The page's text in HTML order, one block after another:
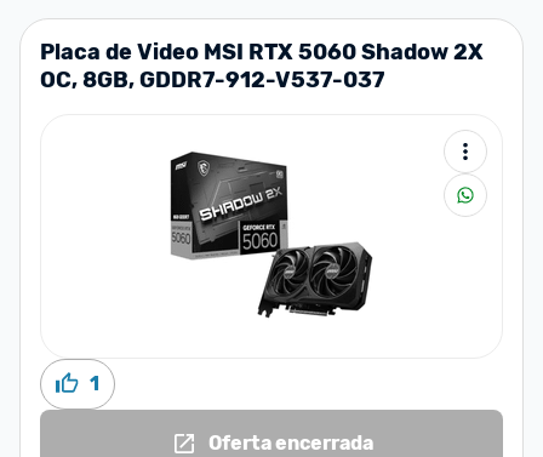
Placa de Video MSI RTX 5060 Shadow 2X
OC, 8GB, GDDR7-912-V537-037
1
Oferta encerrada